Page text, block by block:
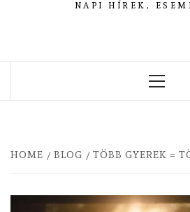
NAPI HÍREK,
HOME BLOG TÖBB GYEREK =